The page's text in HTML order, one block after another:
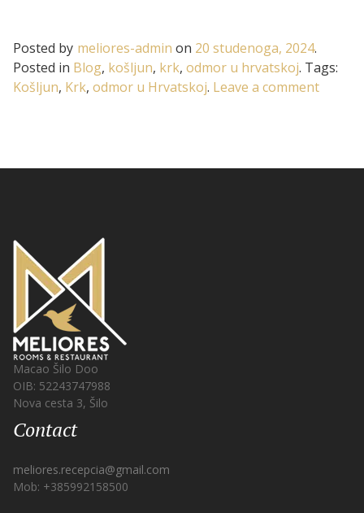
Posted by meliores-admin on 20 studenoga, 2024.
Posted in Blog, košljun, krk, odmor u hrvatskoj. Tags:
Košljun, Krk, odmor u Hrvatskoj. Leave a commenton
Macao Šilo Doo
OIB: 52243747988
Nova cesta 3, Šilo
Contact
meliores.recepcia@gmail.com
Mob: +385992158500